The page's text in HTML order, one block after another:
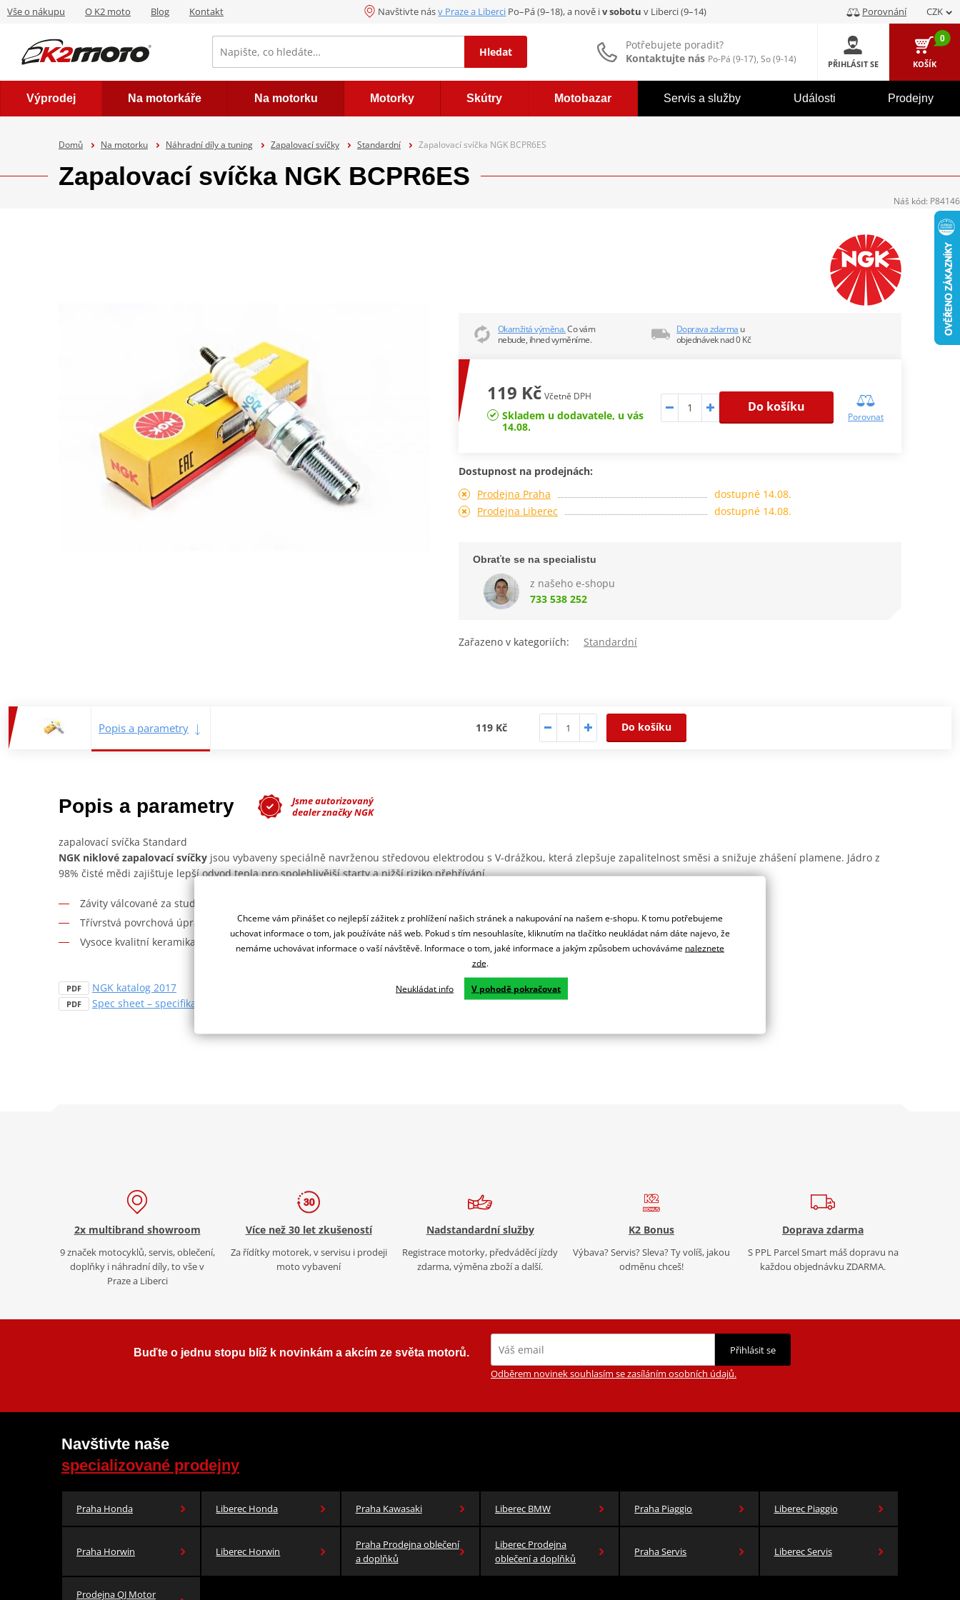
Vše o nákupu O K2 moto Blog Kontakt Navštivte násv Praze a Liberci Po–Pá (9–18), a nově iv sobotu v Liberci (9–14) Porovnání CZK
Hledat
Potřebujete poradit?
Kontaktujte nás Po-Pá (9-17), So (9-14) PŘIHLÁSIT SE
0
KOŠÍK
Výprodej Na motorkáře Na motorku Motorky Skútry Motobazar Servis a služby Události Prodejny
Domů Na motorku Náhradní díly a tuning Zapalovací svíčky Standardní Zapalovací svíčka NGK BCPR6ES
Zapalovací svíčka NGK BCPR6ES
Okamžitá výměna.Co vám
nebude, ihned vyměníme.
Doprava zdarma u
objednávek nad 0 Kč
119 Kč Včetně DPH
Skladem u dodavatele, u vás
14.08.
Do košíku
Porovnat
Dostupnost na prodejnách:
Prodejna Praha
dostupné 14.08.
Prodejna Liberec
dostupné 14.08.
Obraťte se na specialistu
z našeho e-shopu
733 538 252
Zařazeno v kategoriích: Standardní
Popis a parametry 119 Kč Do košíku
Popis a parametry
Jsme autorizovaný
dealer značky NGK
zapalovací svíčka Standard
NGK niklové zapalovací svíčky jsou vybaveny speciálně navrženou středovou elektrodou s V-drážkou, která zlepšuje zapalitelnost směsi a snižuje zhášení plamene. Jádro z
98% čisté mědi zajišťuje lepší odvod tepla pro spolehlivější starty a nižší riziko přehřívání.
Závity válcované za studena zabraňují poškození závitu a vzniku křížového závitu v hlavě válců
Třívrstvá povrchová úprava eliminuje nutnost použití pasty proti zadření
Vysoce kvalitní keramika z hlinitokřemičitanu (aluminosilikátu)
PDF NGK katalog 2017
PDF Spec sheet – specifikační list NICKEL SPARK PLUGS
Náš kód: P84146
2x multibrand showroom
9 značek motocyklů, servis, oblečení,
doplňky i náhradní díly, to vše v
Praze a Liberci
Více než 30 let zkušeností
Za řídítky motorek, v servisu i prodeji
moto vybavení
Nadstandardní služby
Registrace motorky, předváděcí jízdy
zdarma, výměna zboží a další.
K2 Bonus
Výbava? Servis? Sleva? Ty volíš, jakou
odměnu chceš!
Doprava zdarma
S PPL Parcel Smart máš dopravu na
každou objednávku ZDARMA.
Buďte o jednu stopu blíž k novinkám a akcím ze světa motorů.
Přihlásit se
Odběrem novinek souhlasím se zasíláním osobních údajů.
Navštivte naše
specializované prodejny
Praha Honda Liberec Honda Praha Kawasaki Liberec BMW Praha Piaggio Liberec Piaggio
Praha Horwin Liberec Horwin
Praha Prodejna oblečení
a doplňků
Liberec Prodejna
oblečení a doplňků
Praha Servis Liberec Servis
Prodejna QJ Motor
Chceme vám přinášet co nejlepší zážitek z prohlížení našich stránek a nakupování na našem e-shopu. K tomu potřebujeme
uchovat informace o tom, jak používáte náš web. Pokud s tím nesouhlasíte, kliknutím na tlačítko neukládat nám dáte najevo, že
nemáme uchovávat informace o vaší návštěvě. Informace o tom, jaké informace a jakým způsobem uchováváme naleznete
zde.
Neukládat info V pohodě pokračovat